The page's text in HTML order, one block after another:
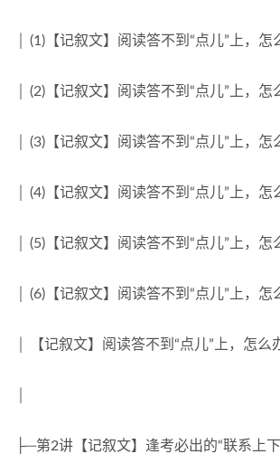
│ (1)【记叙文】阅读答不到“点儿”上，
│ (2)【记叙文】阅读答不到“点儿”上，
│ (3)【记叙文】阅读答不到“点儿”上，
│ (4)【记叙文】阅读答不到“点儿”上，
│ (5)【记叙文】阅读答不到“点儿”上，
│ (6)【记叙文】阅读答不到“点儿”上，
│ 【记叙文】阅读答不到“点儿”上，怎么
├─第2讲【记叙文】逢考必出的“联系上
《二十四节气的秘密.多多读书》关于自